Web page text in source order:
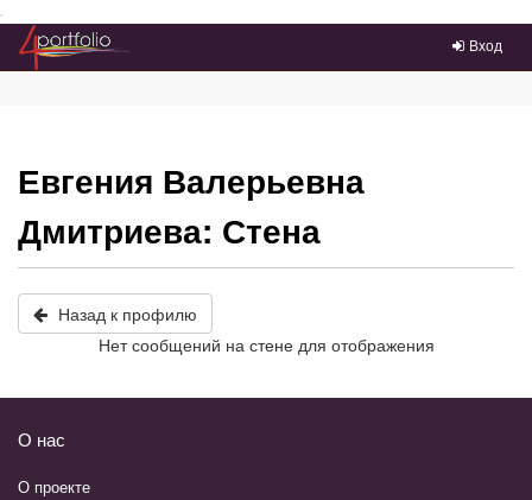
Преейти на главное меню
Вход
Евгения Валерьевна
Дмитриева: Стена
Назад к профилю
Нет сообщений на стене для отображения
О нас
О проекте